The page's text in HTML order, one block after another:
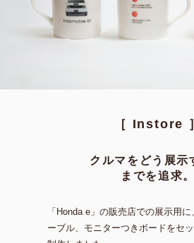
［ Instore
クルマをどう展⽰
までを追求。
「Honda e」の販売店での展⽰⽤
ーブル、モニターつきボードをセ